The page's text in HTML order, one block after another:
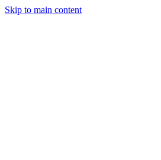
Skip to main content